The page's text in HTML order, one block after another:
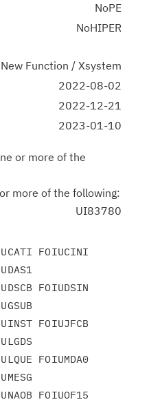
NoPE
NoHIPER
Function / Xsystem
2022-08-02
2022-12-21
2023-01-10
or more of the
more of the following:
UI83780
FOIUCINI
FOIUDSIN
FOIUJFCB
FOIUMDA0
FOIUOF15